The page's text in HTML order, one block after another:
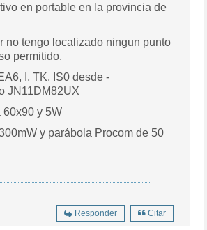
en portable en la provincia de
no tengo localizado ningun punto
permitido.
I, TK, IS0 desde -
JN11DM82UX
60x90 y 5W
Responder Citar